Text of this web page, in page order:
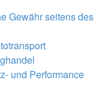
Gewähr seitens des
und Performance